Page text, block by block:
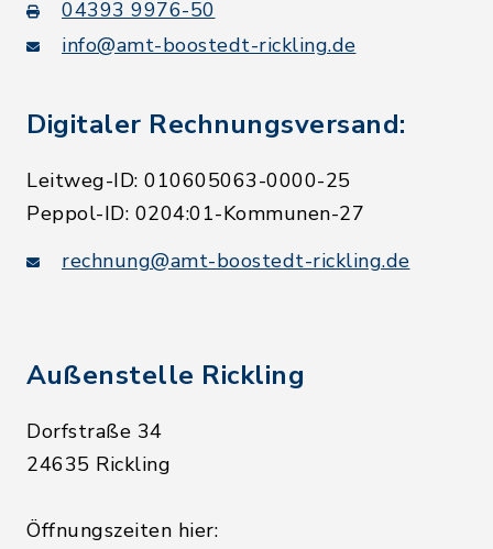
04393 9976-50
info@amt-boostedt-rickling.de
Digitaler Rechnungsversand:
Leitweg-ID: 010605063-0000-25
Peppol-ID: 0204:01-Kommunen-27
rechnung@amt-boostedt-rickling.de
Außenstelle Rickling
Dorfstraße 34
24635 Rickling
Öffnungszeiten hier: